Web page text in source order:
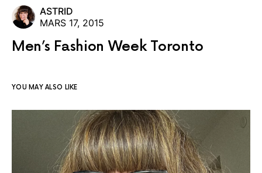
ASTRID
MARS 17, 2015
Men’s Fashion Week Toronto
YOU MAY ALSO LIKE